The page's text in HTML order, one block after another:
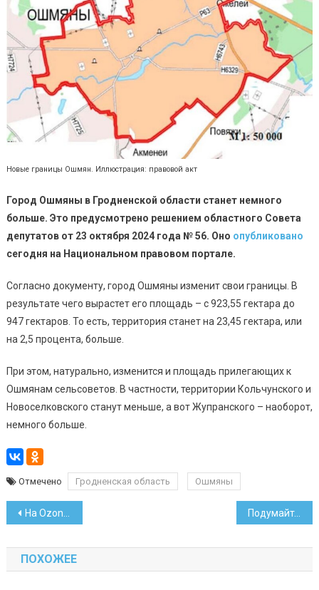
Новые границы Ошмян. Иллюстрация: правовой акт
Город Ошмяны в Гродненской области станет немного
больше. Это предусмотрено решением областного Совета
депутатов от 23 октября 2024 года № 56. Оно опубликовано
сегодня на Национальном правовом портале.
Согласно документу, город Ошмяны изменит свои границы. В
результате чего вырастет его площадь – с 923,55 гектара до
947 гектаров. То есть, территория станет на 23,45 гектара, или
на 2,5 процента, больше.
При этом, натурально, изменится и площадь прилегающих к
Ошмянам сельсоветов. В частности, территории Кольчунского и
Новоселковского станут меньше, а вот Жупранского – наоборот,
немного больше.
Отмечено Гродненская область Ошмяны
Навигация
по
записям
На Ozon в Беларуси теперь стали доступны товары из Китая Подумайте 5 секунд: назван простой способ защититься от кибермошенников
ПОХОЖЕЕ